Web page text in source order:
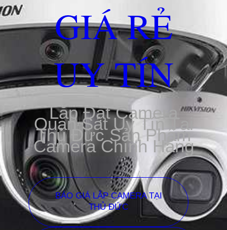
GIÁ RẺ
UY TÍN
Lắp Đặt Camera
Quan Sát Uy Tín Tại
Thủ Đức Sản Phẩm
Camera Chính Hãng
BÁO GIÁ LẮP CAMERA TẠI
THỦ ĐỨC